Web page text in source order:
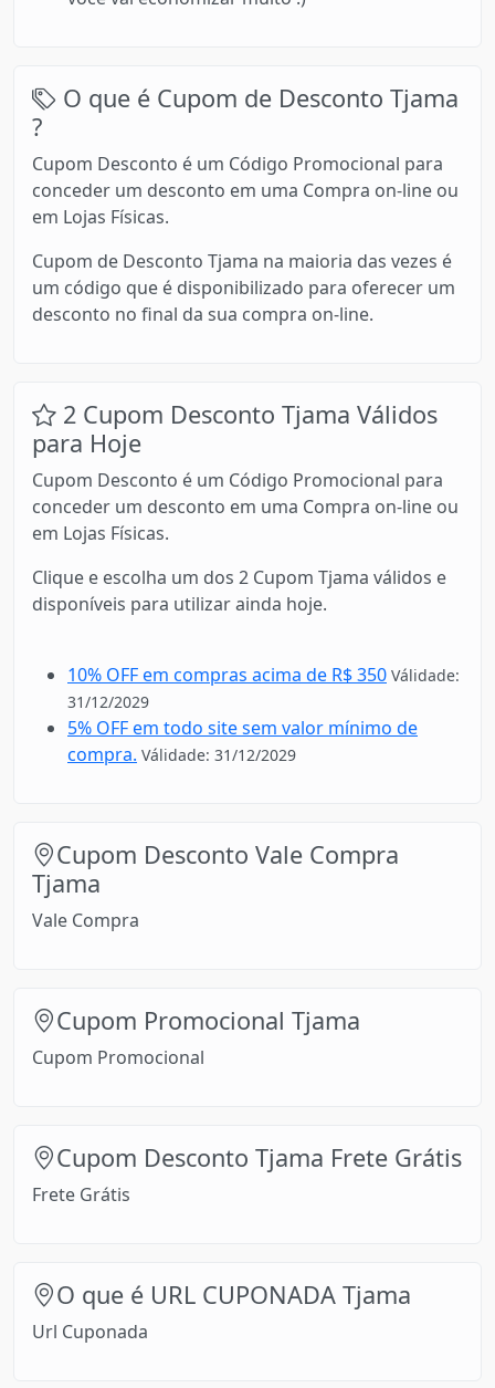
O que é Cupom de Desconto Tjama
?
Cupom Desconto é um Código Promocional para
conceder um desconto em uma Compra on-line ou
em Lojas Físicas.
Cupom de Desconto Tjama na maioria das vezes é
um código que é disponibilizado para oferecer um
desconto no final da sua compra on-line.
2 Cupom Desconto Tjama Válidos
para Hoje
Cupom Desconto é um Código Promocional para
conceder um desconto em uma Compra on-line ou
em Lojas Físicas.
Clique e escolha um dos 2 Cupom Tjama válidos e
disponíveis para utilizar ainda hoje.
10% OFF em compras acima de R$ 350 Válidade:
31/12/2029
5% OFF em todo site sem valor mínimo de
compra. Válidade: 31/12/2029
Cupom Desconto Vale Compra
Tjama
Vale Compra
Cupom Promocional Tjama
Cupom Promocional
Cupom Desconto Tjama Frete Grátis
Frete Grátis
O que é URL CUPONADA Tjama
Url Cuponada